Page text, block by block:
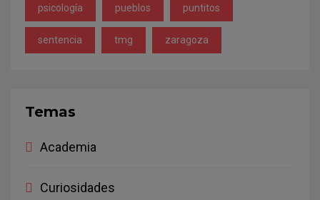
psicología pueblos puntitos
sentencia tmg zaragoza
Temas
Academia
Curiosidades